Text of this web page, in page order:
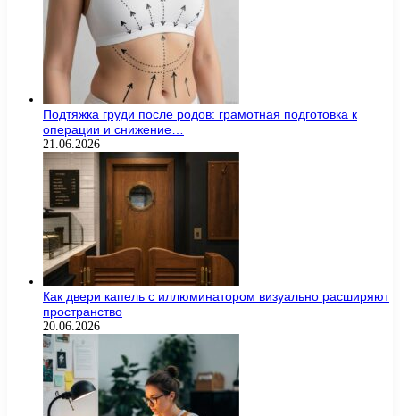
Подтяжка груди после родов: грамотная подготовка к
операции и снижение…
21.06.2026
Как двери капель с иллюминатором визуально расширяют
пространство
20.06.2026